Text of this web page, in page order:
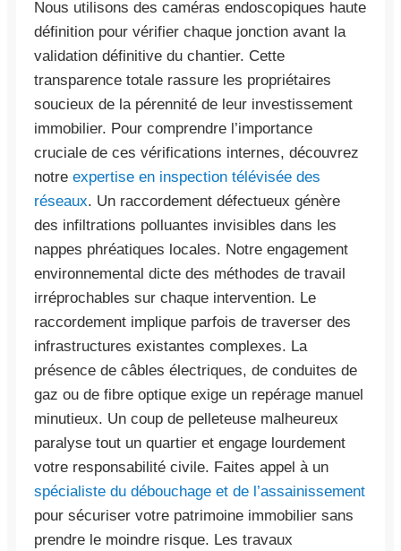
Nous utilisons des caméras endoscopiques haute
définition pour vérifier chaque jonction avant la
validation définitive du chantier. Cette
transparence totale rassure les propriétaires
soucieux de la pérennité de leur investissement
immobilier. Pour comprendre l’importance
cruciale de ces vérifications internes, découvrez
notre expertise en inspection télévisée des
réseaux. Un raccordement défectueux génère
des infiltrations polluantes invisibles dans les
nappes phréatiques locales. Notre engagement
environnemental dicte des méthodes de travail
irréprochables sur chaque intervention. Le
raccordement implique parfois de traverser des
infrastructures existantes complexes. La
présence de câbles électriques, de conduites de
gaz ou de fibre optique exige un repérage manuel
minutieux. Un coup de pelleteuse malheureux
paralyse tout un quartier et engage lourdement
votre responsabilité civile. Faites appel à un
spécialiste du débouchage et de l’assainissement
pour sécuriser votre patrimoine immobilier sans
prendre le moindre risque. Les travaux